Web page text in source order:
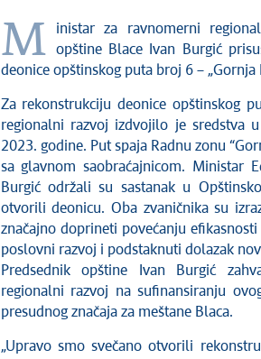
Ministar za ravnomerni regionalni razvoj Edin Đerlek i predsednik
opštine Blace Ivan Burgić
deonice opštinskog puta broj 6 – „Gornja
Za rekonstrukciju deonice opštinskog
regionalni razvoj izdvojilo je sredstva
2023. godine. Put spaja Radnu zonu
sa glavnom saobraćajnicom. Ministar
Burgić održali su sastanak u
otvorili deonicu. Oba zvaničnika su
značajno doprineti povećanju
poslovni razvoj i podstaknuti dolazak
Predsednik opštine Ivan Burgić
regionalni razvoj na sufinansiranju
presudnog značaja za meštane Blaca.
„Upravo smo svečano otvorili